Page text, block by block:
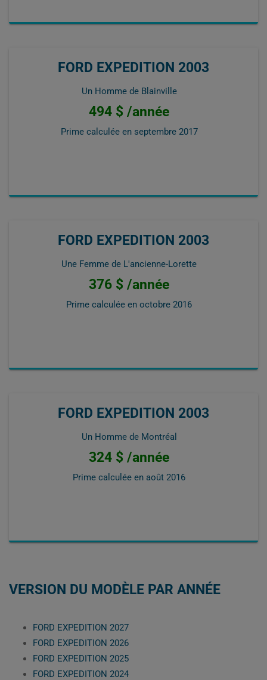
FORD EXPEDITION 2003
Un Homme de Blainville
494 $ /année
Prime calculée en septembre 2017
FORD EXPEDITION 2003
Une Femme de L'ancienne-Lorette
376 $ /année
Prime calculée en octobre 2016
FORD EXPEDITION 2003
Un Homme de Montréal
324 $ /année
Prime calculée en août 2016
VERSION DU MODÈLE PAR ANNÉE
FORD EXPEDITION 2027
FORD EXPEDITION 2026
FORD EXPEDITION 2025
FORD EXPEDITION 2024